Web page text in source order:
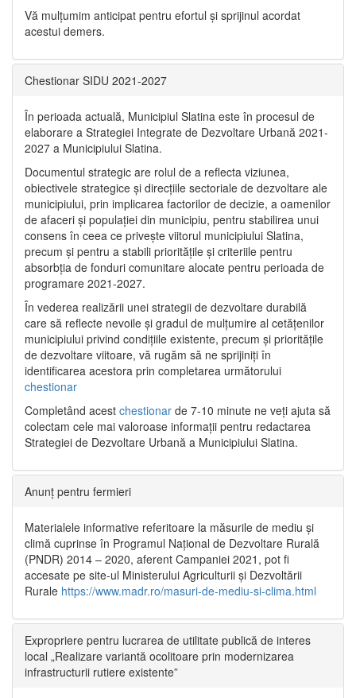
Vă mulţumim anticipat pentru efortul şi sprijinul acordat
acestui demers.
Chestionar SIDU 2021-2027
În perioada actuală, Municipiul Slatina este în procesul de
elaborare a Strategiei Integrate de Dezvoltare Urbană 2021‐
2027 a Municipiului Slatina.
Documentul strategic are rolul de a reflecta viziunea,
obiectivele strategice și direcțiile sectoriale de dezvoltare ale
municipiului, prin implicarea factorilor de decizie, a oamenilor
de afaceri și populației din municipiu, pentru stabilirea unui
consens în ceea ce privește viitorul municipiului Slatina,
precum și pentru a stabili prioritățile și criteriile pentru
absorbția de fonduri comunitare alocate pentru perioada de
programare 2021-2027.
În vederea realizării unei strategii de dezvoltare durabilă
care să reflecte nevoile și gradul de mulțumire al cetățenilor
municipiului privind condițiile existente, precum și prioritățile
de dezvoltare viitoare, vă rugăm să ne sprijiniți în
identificarea acestora prin completarea următorului
chestionar
Completând acest chestionar de 7-10 minute ne veți ajuta să
colectam cele mai valoroase informații pentru redactarea
Strategiei de Dezvoltare Urbană a Municipiului Slatina.
Anunț pentru fermieri
Materialele informative referitoare la măsurile de mediu și
climă cuprinse în Programul Național de Dezvoltare Rurală
(PNDR) 2014 – 2020, aferent Campaniei 2021, pot fi
accesate pe site-ul Ministerului Agriculturii și Dezvoltării
Rurale https://www.madr.ro/masuri-de-mediu-si-clima.html
Expropriere pentru lucrarea de utilitate publică de interes
local „Realizare variantă ocolitoare prin modernizarea
infrastructurii rutiere existente”